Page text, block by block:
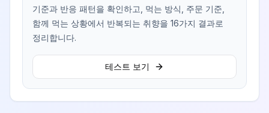
기준과 반응 패턴을 확인하고, 먹는 방식, 주문 기준,
함께 먹는 상황에서 반복되는 취향을 16가지 결과로
정리합니다.
테스트 보기